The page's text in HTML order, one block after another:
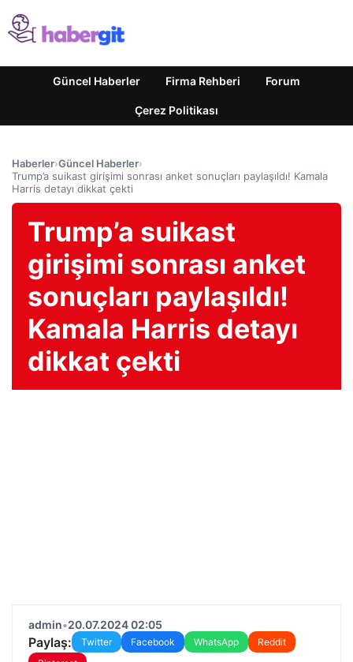
Güncel Haberler Firma Rehberi Forum
Çerez Politikası
Haberler›Güncel Haberler›
Trump’a suikast girişimi sonrası anket sonuçları paylaşıldı! Kamala
Harris detayı dikkat çekti
Trump’a suikast
girişimi sonrası anket
sonuçları paylaşıldı!
Kamala Harris detayı
dikkat çekti
admin•20.07.2024 02:05
Paylaş: Twitter Facebook WhatsApp
Reddit